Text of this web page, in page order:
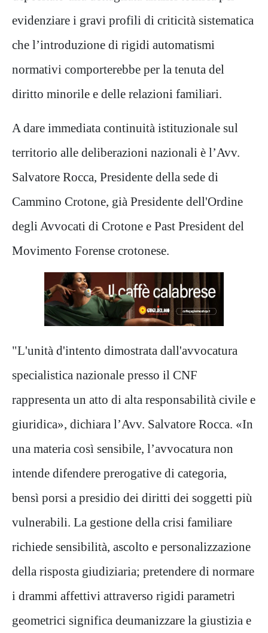
evidenziare i gravi profili di criticità sistematica
che l’introduzione di rigidi automatismi
normativi comporterebbe per la tenuta del
diritto minorile e delle relazioni familiari.
A dare immediata continuità istituzionale sul
territorio alle deliberazioni nazionali è l’Avv.
Salvatore Rocca, Presidente della sede di
Cammino Crotone, già Presidente dell'Ordine
degli Avvocati di Crotone e Past President del
Movimento Forense crotonese.
"L'unità d'intento dimostrata dall'avvocatura
specialistica nazionale presso il CNF
rappresenta un atto di alta responsabilità civile e
giuridica», dichiara l’Avv. Salvatore Rocca. «In
una materia così sensibile, l’avvocatura non
intende difendere prerogative di categoria,
bensì porsi a presidio dei diritti dei soggetti più
vulnerabili. La gestione della crisi familiare
richiede sensibilità, ascolto e personalizzazione
della risposta giudiziaria; pretendere di normare
i drammi affettivi attraverso rigidi parametri
geometrici significa deumanizzare la giustizia e